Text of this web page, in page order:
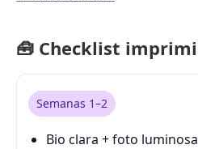
🧰 Checklist
Semanas 1–2
Bio clara + foto